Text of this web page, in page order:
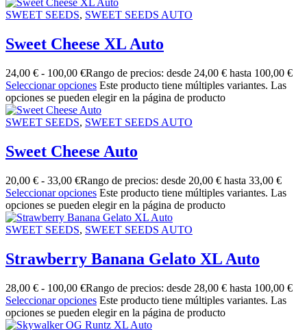
SWEET SEEDS, SWEET SEEDS AUTO
Sweet Cheese XL Auto
24,00 € - 100,00 €Rango de precios: desde 24,00 € hasta 100,00 €
Seleccionar opciones Este producto tiene múltiples variantes. Las
opciones se pueden elegir en la página de producto
SWEET SEEDS, SWEET SEEDS AUTO
Sweet Cheese Auto
20,00 € - 33,00 €Rango de precios: desde 20,00 € hasta 33,00 €
Seleccionar opciones Este producto tiene múltiples variantes. Las
opciones se pueden elegir en la página de producto
SWEET SEEDS, SWEET SEEDS AUTO
Strawberry Banana Gelato XL Auto
28,00 € - 100,00 €Rango de precios: desde 28,00 € hasta 100,00 €
Seleccionar opciones Este producto tiene múltiples variantes. Las
opciones se pueden elegir en la página de producto